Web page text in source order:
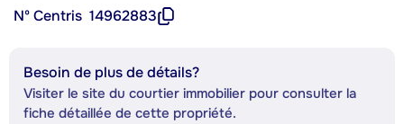
Nº Centris 14962883
Besoin de plus de détails?
Visiter le site du courtier immobilier pour consulter la
fiche détaillée de cette propriété.